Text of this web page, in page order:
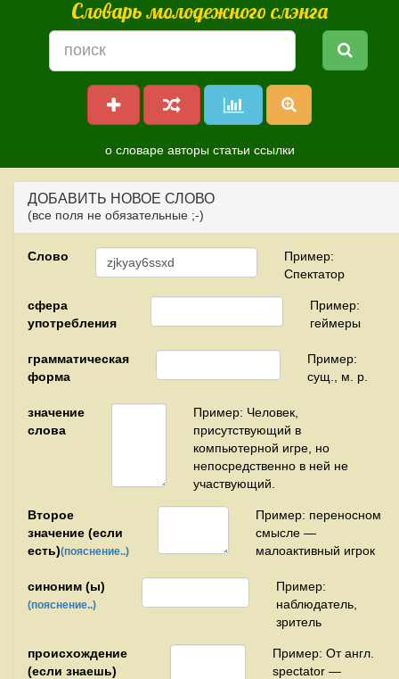
Словарь молодежного слэнга
о словаре авторы статьи ссылки
ДОБАВИТЬ НОВОЕ СЛОВО
(все поля не обязательные ;-)
Слово
Пример:
Спектатор
сфера
употребления
Пример:
геймеры
грамматическая
форма
Пример:
сущ., м. р.
значение
слова
Пример: Человек,
присутствующий в
компьютерной игре, но
непосредственно в ней не
участвующий.
Второе
значение (если
есть)(пояснение..)
Пример: переносном
смысле —
малоактивный игрок
синоним (ы)
(пояснение..)
Пример:
наблюдатель,
зритель
происхождение
(если знаешь)
Пример: От англ.
spectator —